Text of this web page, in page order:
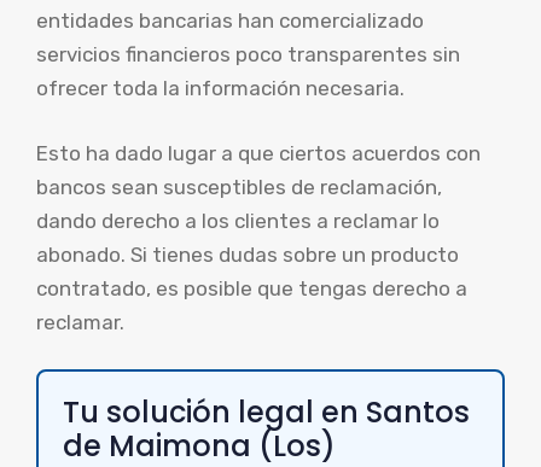
entidades bancarias han comercializado
servicios financieros poco transparentes sin
ofrecer toda la información necesaria.
Esto ha dado lugar a que ciertos acuerdos con
bancos sean susceptibles de reclamación,
dando derecho a los clientes a reclamar lo
abonado. Si tienes dudas sobre un producto
contratado, es posible que tengas derecho a
reclamar.
Tu solución legal en Santos
de Maimona (Los)